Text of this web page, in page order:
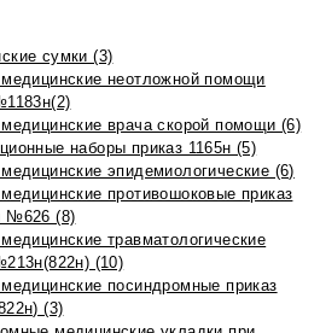
сумки (3)
неотложной помощи
врача скорой помощи (6)
наборы приказ 1165н (5)
эпидемиологические (6)
противошоковые приказ
№626 (8)
травматологические
(10)
посиндромные приказ
(3)